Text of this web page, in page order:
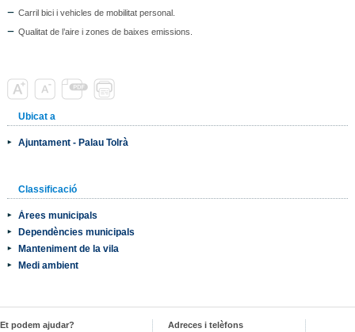
Carril bici i vehicles de mobilitat personal.
Qualitat de l’aire i zones de baixes emissions.
Ubicat a
Ajuntament - Palau Tolrà
Classificació
Àrees municipals
Dependències municipals
Manteniment de la vila
Medi ambient
Et podem ajudar?
Adreces i telèfons